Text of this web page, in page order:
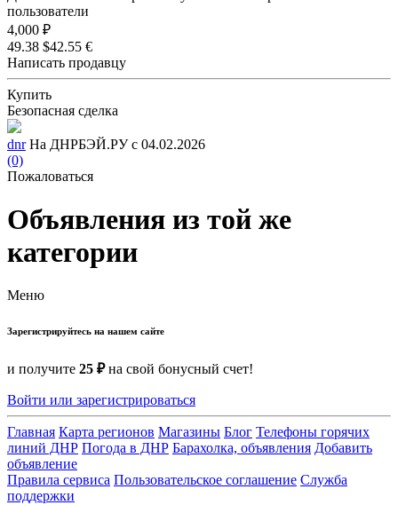
пользователи
4,000 ₽
49.38 $42.55 €
Написать продавцу
Купить
Безопасная сделка
dnr На ДНРБЭЙ.РУ с 04.02.2026
(0)
Пожаловаться
Объявления из той же
категории
Меню
Зарегистрируйтесь на нашем сайте
и получите 25 ₽на свой бонусный счет!
Войти или зарегистрироваться
Главная Карта регионов Магазины Блог Телефоны горячих
линий ДНР Погода в ДНР Барахолка, объявления Добавить
объявление
Правила сервиса Пользовательское соглашение Служба
поддержки